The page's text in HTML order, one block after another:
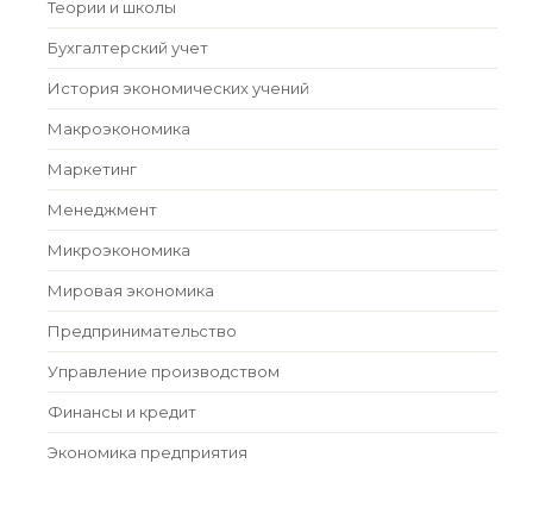
Теории и школы
Бухгалтерский учет
История экономических учений
Макроэкономика
Маркетинг
Менеджмент
Микроэкономика
Мировая экономика
Предпринимательство
Управление производством
Финансы и кредит
Экономика предприятия